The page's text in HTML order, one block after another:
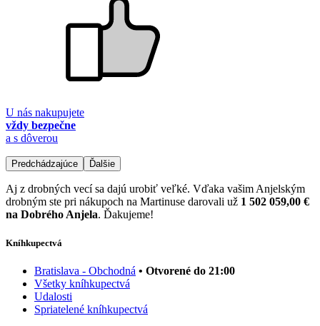
U nás nakupujete
vždy bezpečne
a s dôverou
Predchádzajúce Ďalšie
Aj z drobných vecí sa dajú urobiť veľké. Vďaka vašim Anjelským
drobným ste pri nákupoch na Martinuse darovali už 1 502 059,00 €
na Dobrého Anjela. Ďakujeme!
Kníhkupectvá
Bratislava - Obchodná • Otvorené do 21:00
Všetky kníhkupectvá
Udalosti
Spriatelené kníhkupectvá